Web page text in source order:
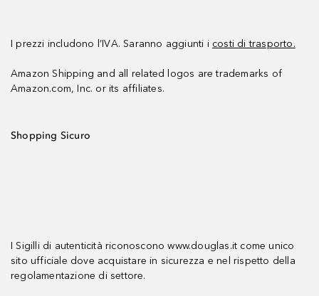
I prezzi includono l’IVA. Saranno aggiunti i costi di trasporto.
Amazon Shipping and all related logos are trademarks of
Amazon.com, Inc. or its affiliates.
Shopping Sicuro
I Sigilli di autenticità riconoscono www.douglas.it come unico
sito ufficiale dove acquistare in sicurezza e nel rispetto della
regolamentazione di settore.